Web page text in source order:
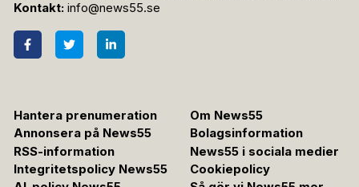
Kontakt: info@news55.se
Hantera prenumeration
Om News55
Annonsera på News55
Bolagsinformation
RSS-information
News55 i sociala medier
Integritetspolicy News55
Cookiepolicy